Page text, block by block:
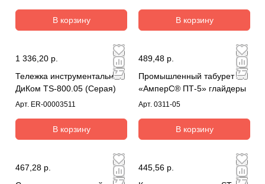
В корзину В корзину
1 336,20 р.
Тележка инструментальная
ДиКом TS-800.05 (Серая)
Арт. ER-00003511
В корзину
489,48 р.
Промышленный табурет
«АмперС® ПТ-5» глайдеры
Арт. 0311-05
В корзину
467,28 р.
445,56 р.